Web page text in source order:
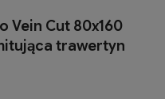
Vein Cut 80x160
trawertyn